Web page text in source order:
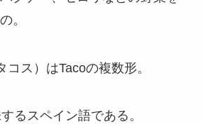
。
コス）はTacoの複数形。
るスペイン語である。